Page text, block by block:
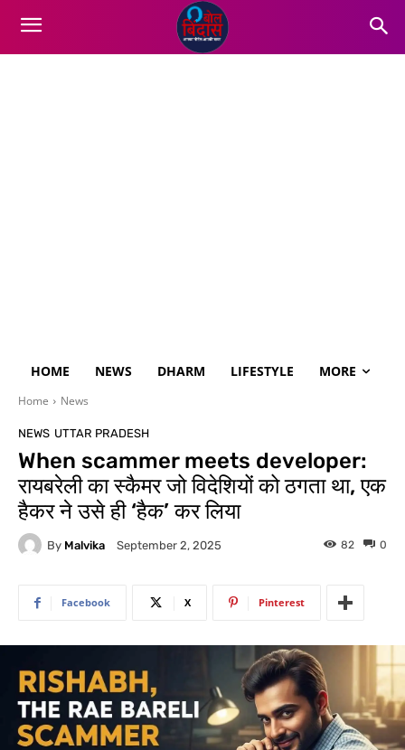
HOME NEWS DHARM LIFESTYLE MORE
Home News
NEWS UTTAR PRADESH
When scammer meets developer:
रायबरेली का स्कैमर जो विदेशियों को ठगता था, एक
हैकर ने उसे ही ‘हैक’ कर लिया
By Malvika September 2, 2025 0
82
Facebook X Pinterest